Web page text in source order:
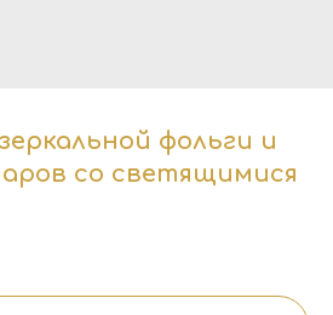
фольги и
со светящимися